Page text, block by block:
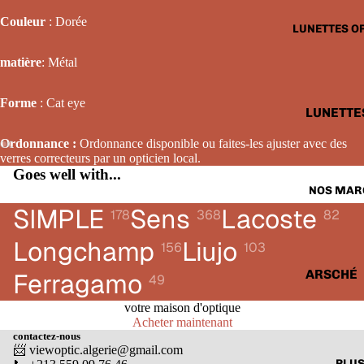
LUNETTES
HOMME
FEMME
NOS
ARSCHÉ
CARTIER
Couleur : Dorée
matière: Métal
Forme : Cat eye
Ordonnance : Ordonnance disponible ou faites-les ajuster avec des
verres correcteurs par un opticien local.
Goes well with...
SIMPLE 178Sens 368Lacoste 82
Longchamp 156Liujo 103
Ferragamo 49
votre maison d'optique
Acheter maintenant
contactez-nous
📨 viewoptic.algerie@gmail.com